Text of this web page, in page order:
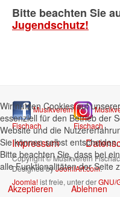
Bitte beachten Sie
Jugendschutz!
Musikverein
Fischach
Fischach
Impressum
Copyright © Musikverein
Designed byJoomlArt.com.
Joomla!ist freie, unter derGNU/
Wir nutzen Cookies auf
essenziell für den Betrieb der
Website und die
Sie können selbst
Bitte beachten Sie, dass bei
alle Funktionalitäten der Seite
Akzeptieren
Ablehnen